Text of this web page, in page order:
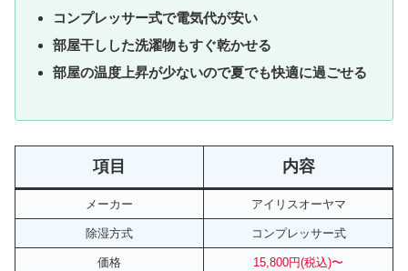
コンプレッサー式で電気代が安い
部屋干しした洗濯物もすぐ乾かせる
部屋の温度上昇が少ないので夏でも快適に過ごせる
項目 内容
メーカー アイリスオーヤマ
除湿方式 コンプレッサー式
価格 15,800円(税込)〜